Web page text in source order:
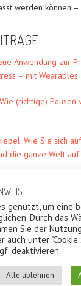
werden können
Anwendung zur
– mit Wearables
(richtige) Pausen
Wie Sie sich
die ganze Welt
Copyright Biomentric
genutzt, um eine
Durch das
Sie der
auch unter
deaktivieren.
Alle ablehnen